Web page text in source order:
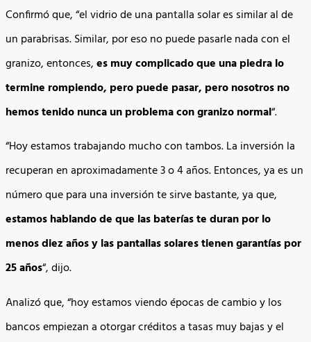
Confirmó que, “el vidrio de una pantalla solar es similar al de
un parabrisas. Similar, por eso no puede pasarle nada con el
granizo, entonces,es muy complicado que una piedra lo
termine rompiendo, pero puede pasar, pero nosotros no
hemos tenido nunca un problema con granizo normal“.
“Hoy estamos trabajando mucho con tambos. La inversión la
recuperan en aproximadamente 3 o 4 años. Entonces, ya es un
número que para una inversión te sirve bastante, ya que,
estamos hablando de que las baterías te duran por lo
menos diez años y las pantallas solares tienen garantías por
25 años“, dijo.
Analizó que, “hoy estamos viendo épocas de cambio y los
bancos empiezan a otorgar créditos a tasas muy bajas y el